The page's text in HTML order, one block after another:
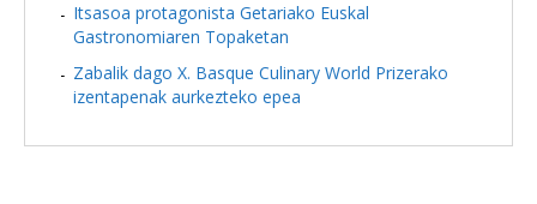
Itsasoa protagonista Getariako Euskal
Gastronomiaren Topaketan
Zabalik dago X. Basque Culinary World Prizerako
izentapenak aurkezteko epea